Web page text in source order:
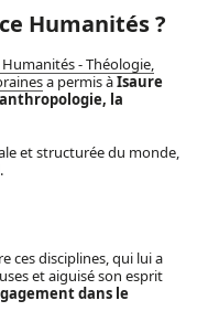
Humanités ?
Humanités - Théologie,
a permis àIsaure
la
et structurée du monde,
ces disciplines, qui lui a
et aiguisé son esprit
dans le